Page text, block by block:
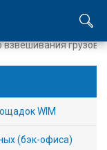
взвешивания
WIM
(бэк-офиса)